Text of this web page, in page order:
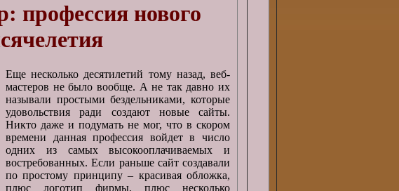
профессия нового
Еще несколько десятилетий тому назад, веб-
мастеров не было вообще. А не так давно их
называли простыми бездельниками, которые
удовольствия ради создают новые сайты.
Никто даже и подумать не мог, что в скором
времени данная профессия войдет в число
одних из самых высокооплачиваемых и
востребованных. Если раньше сайт создавали
по простому принципу – красивая обложка,
плюс логотип фирмы, плюс несколько